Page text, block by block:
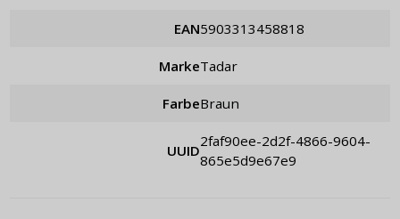
EAN 5903313458818
Marke Tadar
Farbe Braun
UUID
2faf90ee-2d2f-4866-9604-
865e5d9e67e9